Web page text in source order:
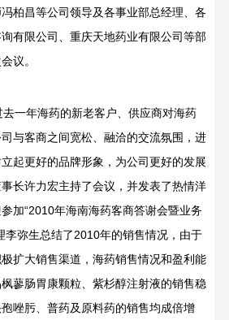
柏昌等公司领导及各事业部总经理、各
有限公司、重庆天地药业有限公司等部
议。
一年海药的新老客户、供应商对海药
与客商之间宽松、融洽的交流氛围，进
起更好的品牌形象，为公司更好的发展
长许力宏主持了会议，并发表了热情洋
加“2010年海南海药客商答谢会暨业务
李弥生总结了2010年的销售情况，由于
扩大销售渠道，海药销售情况和盈利能
蓼肠胃康颗粒、紫杉醇注射液的销售稳
唑肟、普药及原料药的销售均成倍增